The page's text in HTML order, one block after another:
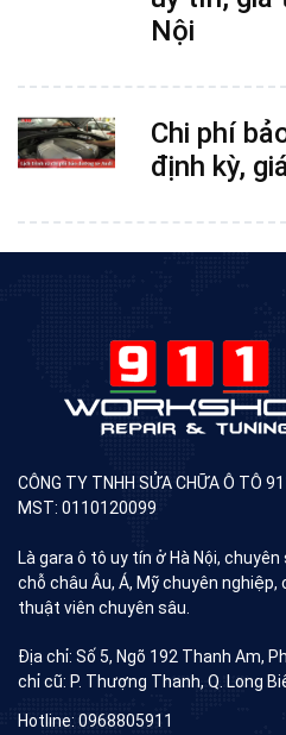
Nội
Chi phí
định kỳ,
CÔNG TY TNHH SỬA CHỮA Ô TÔ
MST: 0110120099
Là gara ô tô uy tín ở Hà Nội,
chỗ châu Âu, Á, Mỹ chuyên
thuật viên chuyên sâu.
Địa chỉ: Số 5, Ngõ 192 Thanh Am,
chỉ cũ: P. Thượng Thanh, Q. Long
Hotline: 0968805911